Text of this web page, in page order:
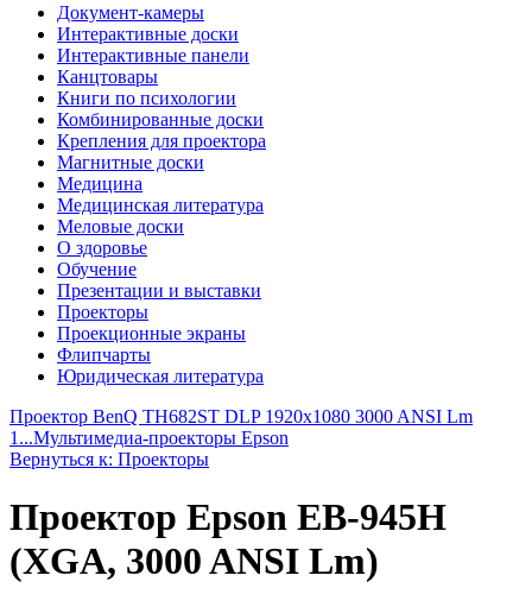
Документ-камеры
Интерактивные доски
Интерактивные панели
Канцтовары
Книги по психологии
Комбинированные доски
Крепления для проектора
Магнитные доски
Медицина
Медицинская литература
Меловые доски
О здоровье
Обучение
Презентации и выставки
Проекторы
Проекционные экраны
Флипчарты
Юридическая литература
Проектор BenQ TH682ST DLP 1920x1080 3000 ANSI Lm
1...Мультимедиа-проекторы Epson
Вернуться к: Проекторы
Проектор Epson EB-945H
(XGA, 3000 ANSI Lm)